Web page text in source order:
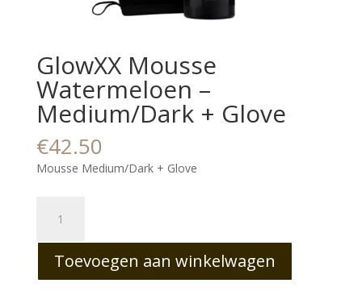
GlowXX Mousse
Watermeloen –
Medium/Dark + Glove
€42.50
Mousse Medium/Dark + Glove
Mousse
Watermeloen
Medium/Dark
Toevoegen aan winkelwagen